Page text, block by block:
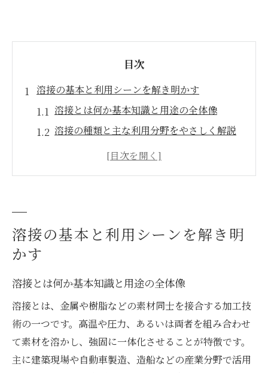
目次
溶接の基本と利用シーンを解き明かす
溶接とは何か基本知識と用途の全体像
溶接の種類と主な利用分野をやさしく解説
仕事やDIYで溶接が活きる具体的な場面
DIYにも役立つ溶接の活用アイデア集
溶接DIYで押さえたい仕上がりのコツと工
夫
初心者でも安心な溶接の種類と選び方
溶接とはんだの違いをDIY視点で整理
仕事現場で求められる溶接の知識とは
溶接の基本と利用シーンを解き明
かす
溶接とは何か基本知識と用途の全体像
溶接とは、金属や樹脂などの素材同士を接合する加工技
術の一つです。高温や圧力、あるいは両者を組み合わせ
て素材を溶かし、強固に一体化させることが特徴です。
主に建築現場や自動車製造、造船などの産業分野で活用